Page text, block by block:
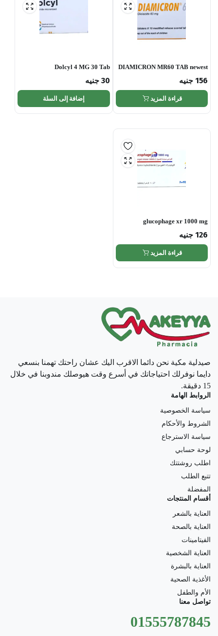
DIAMICRON MR60 TAB newest
156 جنيه
قراءة المزيد
Dolcyl 4 MG 30 Tab
30 جنيه
إضافة إلى السلة
glucophage xr 1000 mg
126 جنيه
قراءة المزيد
صيدلية مكية نحن دائما الاقرب اليك عشان راحتك تهمنا بنسعي
دايما نوفرلك احتياجاتك في أسرع وقت هيوصلك مندوبنا في خلال
15 دقيقة.
الروابط الهامة
سياسة الخصوصية
الشروط والأحكام
سياسة الاسترجاع
لوحة حسابي
اطلب روشتتك
تتبع الطلب
المفضلة
أقسام المنتجات
العناية بالشعر
العناية بالصحة
الفيتامينات
العناية الشخصية
العناية بالبشرة
الأغذية الصحية
الأم والطفل
تواصل معنا
01555787845